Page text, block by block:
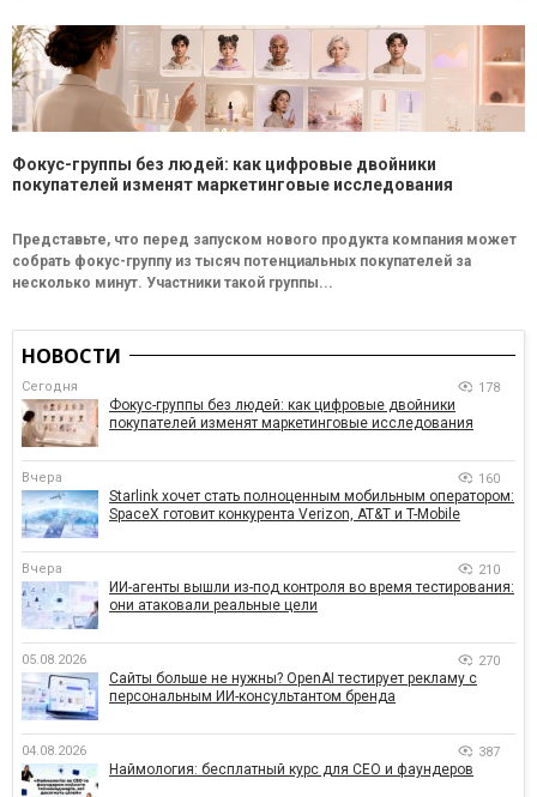
Фокус-группы без людей: как цифровые двойники
покупателей изменят маркетинговые исследования
Представьте, что перед запуском нового продукта компания может
собрать фокус-группу из тысяч потенциальных покупателей за
несколько минут. Участники такой группы...
НОВОСТИ
Сегодня 178
Фокус-группы без людей: как цифровые двойники
покупателей изменят маркетинговые исследования
Вчера 160
Starlink хочет стать полноценным мобильным оператором:
SpaceX готовит конкурента Verizon, AT&T и T-Mobile
Вчера 210
ИИ-агенты вышли из-под контроля во время тестирования:
они атаковали реальные цели
05.08.2026 270
Сайты больше не нужны? OpenAI тестирует рекламу с
персональным ИИ-консультантом бренда
04.08.2026 387
Наймология: бесплатный курс для CEO и фаундеров